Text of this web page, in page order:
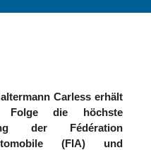
Carless erhält
die höchste
der Fédération
(FIA) und